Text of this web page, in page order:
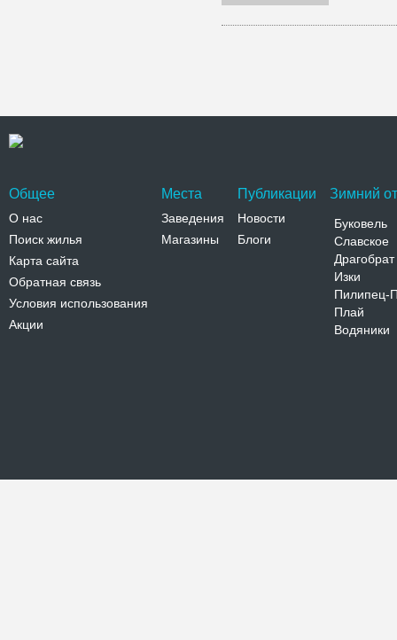
Общее
О нас
Поиск жилья
Карта сайта
Обратная связь
Условия использования
Акции
Места
Заведения
Магазины
Публикации
Новости
Блоги
Зимний
Буковель
Славское
Драгобрат
Изки
Пилипец-
Плай
Водяники